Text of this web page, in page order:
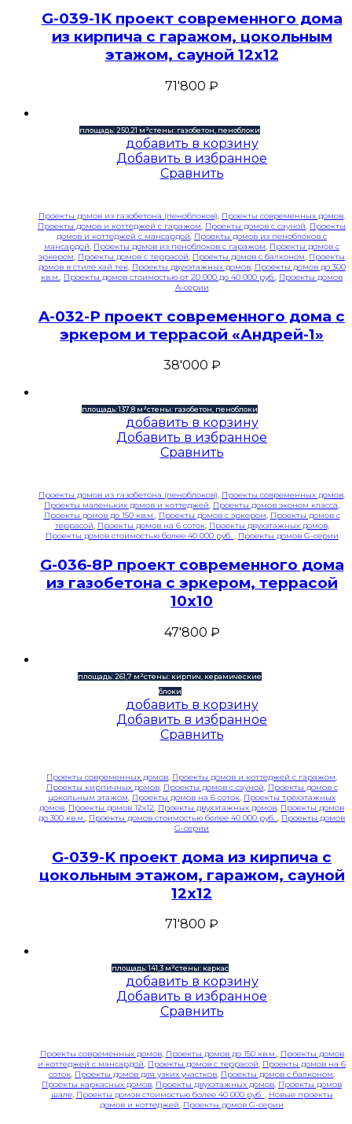
G-039-1K проект современного дома
из кирпича с гаражом, цокольным
этажом, сауной 12х12
71'800 ₽
площадь: 250,21 м²стены: газобетон, пеноблоки
добавить в корзину
Добавить в избранное
Сравнить
Проекты домов из газобетона (пеноблоков), Проекты современных домов,
Проекты домов и коттеджей с гаражом, Проекты домов с сауной, Проекты
домов и коттеджей с мансардой, Проекты домов из пеноблоков с
мансардой, Проекты домов из пеноблоков с гаражом, Проекты домов с
эркером, Проекты домов с террасой, Проекты домов с балконом, Проекты
домов в стиле хай тек, Проекты двухэтажных домов, Проекты домов до 300
кв.м., Проекты домов стоимостью от 20 000 до 40 000 руб., Проекты домов
A-серии
A-032-P проект современного дома с
эркером и террасой «Андрей-1»
38'000 ₽
площадь: 137,8 м²стены: газобетон, пеноблоки
добавить в корзину
Добавить в избранное
Сравнить
Проекты домов из газобетона (пеноблоков), Проекты современных домов,
Проекты маленьких домов и коттеджей, Проекты домов эконом класса,
Проекты домов до 150 кв.м., Проекты домов с эркером, Проекты домов с
террасой, Проекты домов на 6 соток, Проекты двухэтажных домов,
Проекты домов стоимостью более 40 000 руб. , Проекты домов G-серии
G-036-8P проект современного дома
из газобетона с эркером, террасой
10х10
47'800 ₽
площадь: 261,7 м²стены: кирпич, керамические
блоки
добавить в корзину
Добавить в избранное
Сравнить
Проекты современных домов, Проекты домов и коттеджей с гаражом,
Проекты кирпичных домов, Проекты домов с сауной, Проекты домов с
цокольным этажом, Проекты домов на 6 соток, Проекты трёхэтажных
домов, Проекты домов 12x12, Проекты двухэтажных домов, Проекты домов
до 300 кв.м., Проекты домов стоимостью более 40 000 руб. , Проекты домов
G-серии
G-039-K проект дома из кирпича с
цокольным этажом, гаражом, сауной
12х12
71'800 ₽
площадь: 141,3 м²стены: каркас
добавить в корзину
Добавить в избранное
Сравнить
Проекты современных домов, Проекты домов до 150 кв.м., Проекты домов
и коттеджей с мансардой, Проекты домов с террасой, Проекты домов на 6
соток, Проекты домов для узких участков, Проекты домов с балконом,
Проекты каркасных домов, Проекты двухэтажных домов, Проекты домов
шале, Проекты домов стоимостью более 40 000 руб. , Новые проекты
домов и коттеджей, Проекты домов G-серии